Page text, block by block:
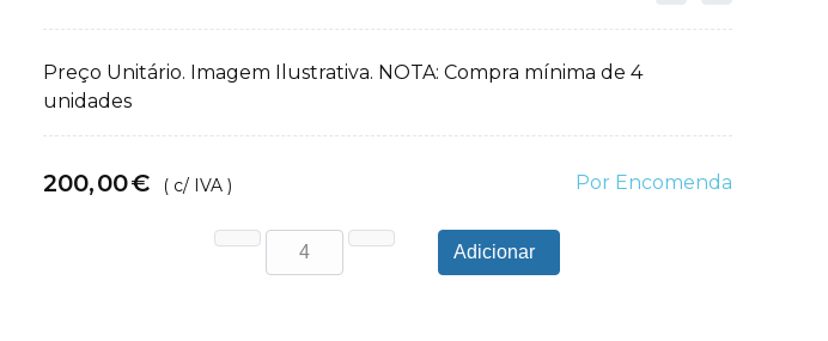
Preço Unitário. Imagem Ilustrativa. NOTA: Compra mínima de 4
unidades
200,00€ ( c/ IVA ) Por Encomenda
Adicionar